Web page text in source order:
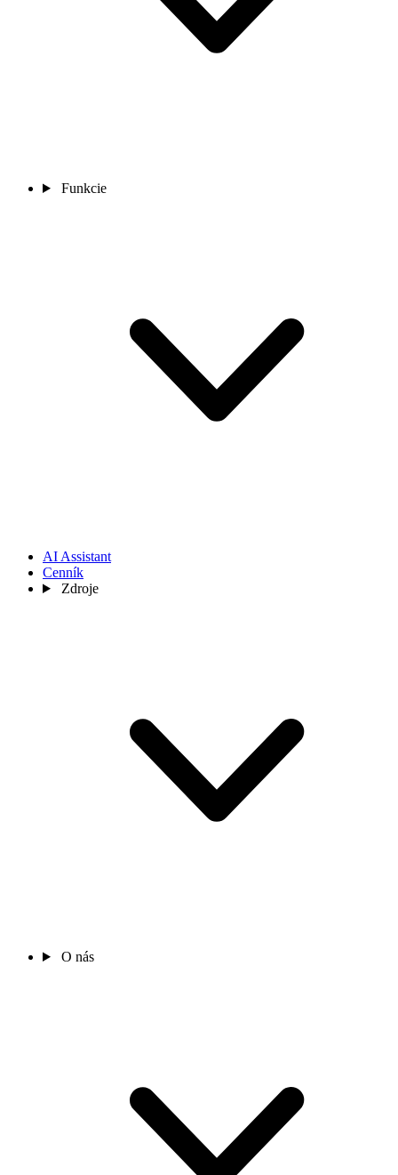
Funkcie
AI Assistant
Cenník
Zdroje
O nás